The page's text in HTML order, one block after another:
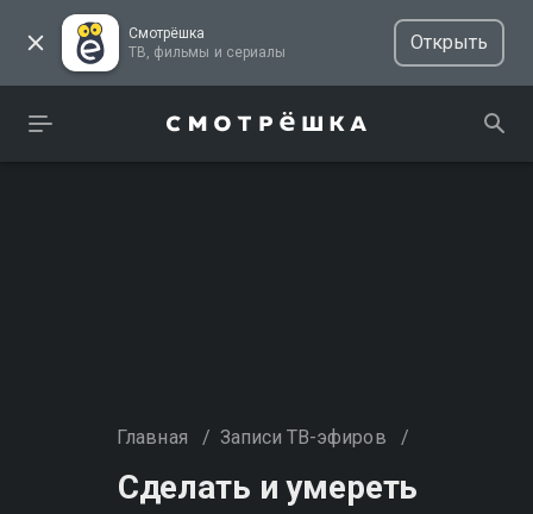
Смотрёшка
ТВ, фильмы и сериалы
Открыть
Главная / Записи ТВ-эфиров /
Сделать и умереть